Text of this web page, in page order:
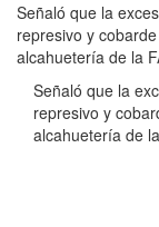
Señaló que la
represivo y
alcahuetería de la
Señaló que la
represivo y
alcahuetería de